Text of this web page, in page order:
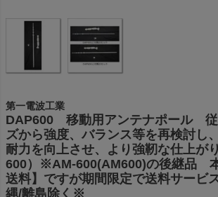
第一電波工業
DAP600 移動用アンテナポール 従
ズから強度、バランス等を再検討し
耐力を向上させ、より強靭な仕上が
600）※AM-600(AM600)の後継品
送料】ですが期間限定で送料サービ
縄/離島除く※